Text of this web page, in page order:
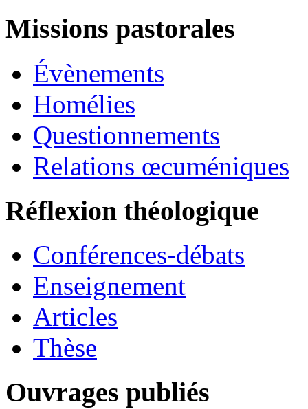
Missions pastorales
Évènements
Homélies
Questionnements
Relations œcuméniques
Réflexion théologique
Conférences-débats
Enseignement
Articles
Thèse
Ouvrages publiés